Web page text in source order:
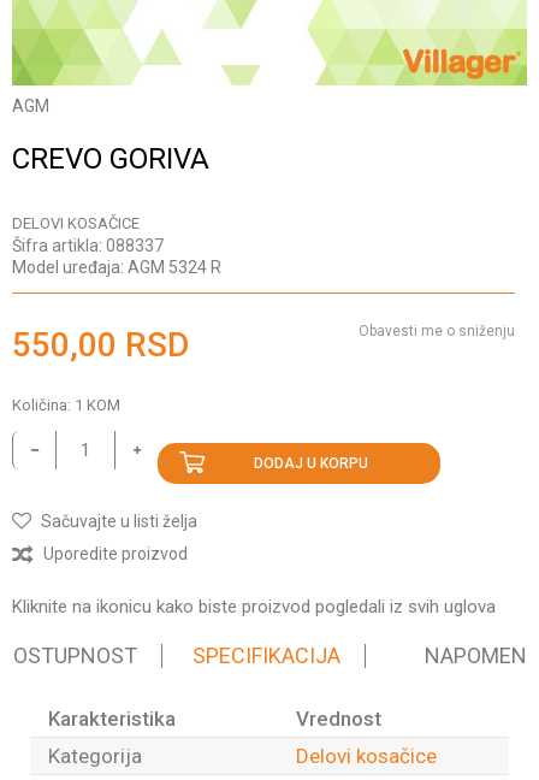
AGM
CREVO GORIVA
DELOVI KOSAČICE
Šifra artikla: 088337
Model uređaja: AGM 5324 R
550,00 RSD Obavesti me o sniženju
Količina: 1 KOM
DODAJ U KORPU
Sačuvajte u listi želja
Uporedite proizvod
Kliknite na ikonicu kako biste proizvod pogledali iz svih uglova
SPECIFIKACIJA NAPOMENA
Karakteristika
Vrednost
Kategorija
Delovi kosačice